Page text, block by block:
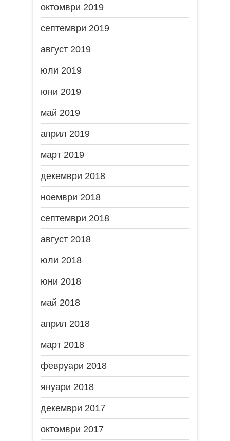
октомври 2019
септември 2019
август 2019
юли 2019
юни 2019
май 2019
април 2019
март 2019
декември 2018
ноември 2018
септември 2018
август 2018
юли 2018
юни 2018
май 2018
април 2018
март 2018
февруари 2018
януари 2018
декември 2017
октомври 2017